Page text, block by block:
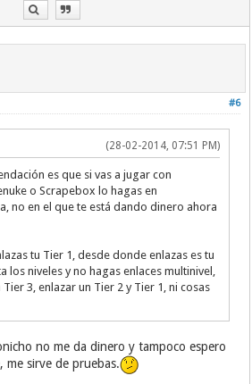
#6
(28-02-2014, 07:51 PM)
es que si vas a jugar con
o Scrapebox lo hagas en
no en el que te está dando dinero ahora
tu Tier 1, desde donde enlazas es tu
los niveles y no hagas enlaces multinivel,
3, enlazar un Tier 2 y Tier 1, ni cosas
no me da dinero y tampoco espero
me sirve de pruebas.